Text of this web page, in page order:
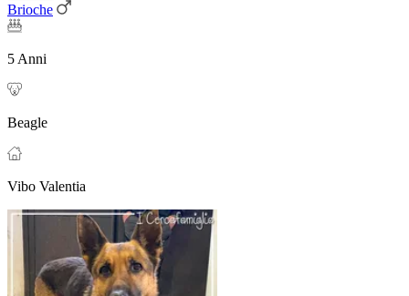
Brioche
5 Anni
Beagle
Vibo Valentia